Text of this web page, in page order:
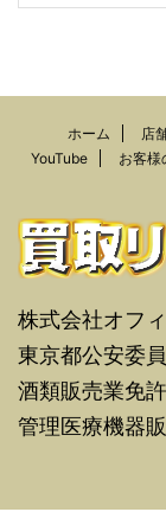
ホーム 店
YouTube
お客様
株式会社オフ
東京都公安委
酒類販売業免
管理医療機器